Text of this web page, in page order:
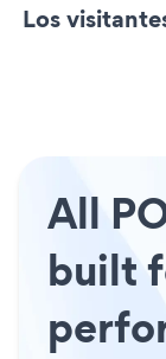
Los
All
built